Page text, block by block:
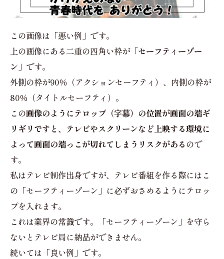
この画像は「悪い例」です。
上の画像にある二重の四角い枠が「セーフティーゾー
ン」 です。
外側の枠が90％（アクションセーフティ）、内側の枠が
80％（タイトルセーフティ）。
この画像のようにテロップ（字幕）の位置が画面の端ギ
リギリですと、テレビやスクリーンなど上映する環境に
よって画面の端っこが切れてしまうリスクがある ので
す。
私はテレビ制作出身ですが、テレビ番組を作る際にはこ
の「セーフティーゾーン」に必ずおさめるようにテロッ
プを入れます。
これは業界の常識です。「セーフティーゾーン」を守ら
ないとテレビ局に納品ができません。
続いては「良い例」です。